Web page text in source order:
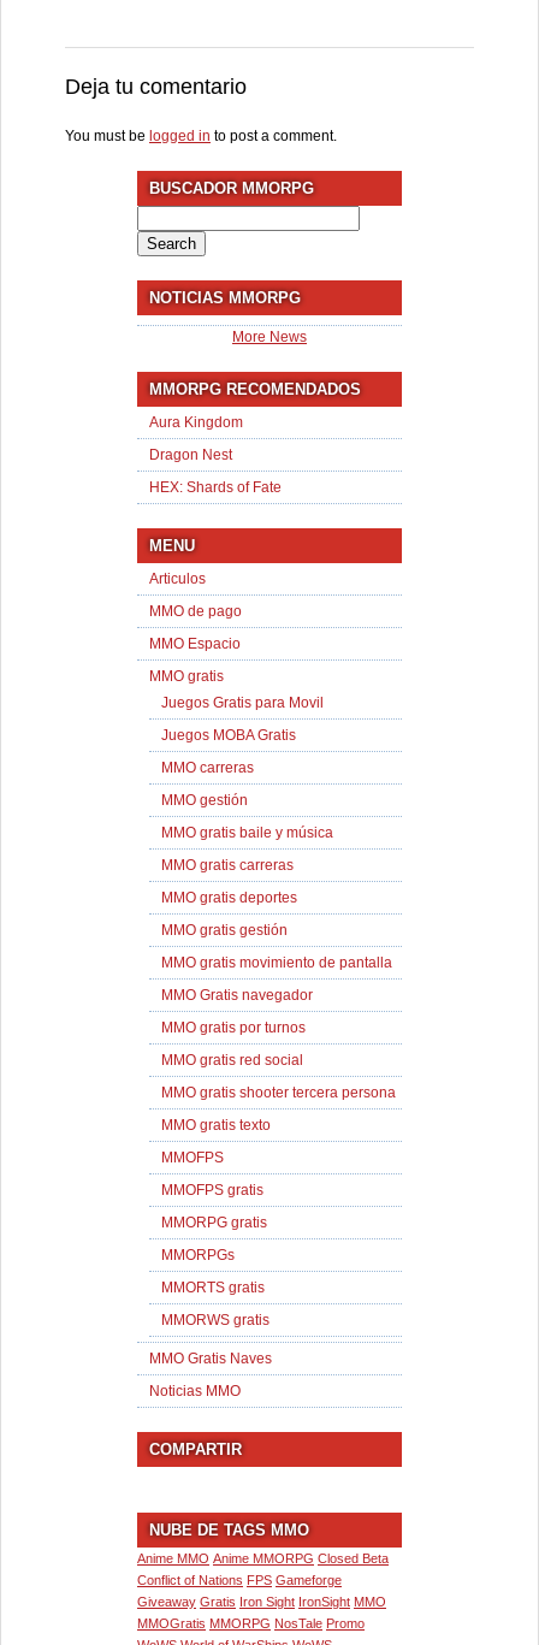
Deja tu comentario
You must be logged in to post a comment.
BUSCADOR MMORPG
for:
NOTICIAS MMORPG
More News
MMORPG RECOMENDADOS
Aura Kingdom
Dragon Nest
HEX: Shards of Fate
MENU
Articulos
MMO de pago
MMO Espacio
MMO gratis
Juegos Gratis para Movil
Juegos MOBA Gratis
MMO carreras
MMO gestión
MMO gratis baile y música
MMO gratis carreras
MMO gratis deportes
MMO gratis gestión
MMO gratis movimiento de pantalla
MMO Gratis navegador
MMO gratis por turnos
MMO gratis red social
MMO gratis shooter tercera persona
MMO gratis texto
MMOFPS
MMOFPS gratis
MMORPG gratis
MMORPGs
MMORTS gratis
MMORWS gratis
MMO Gratis Naves
Noticias MMO
COMPARTIR
NUBE DE TAGS MMO
Anime MMO Anime MMORPG Closed Beta
Conflict of Nations FPS Gameforge
Giveaway Gratis Iron Sight IronSight MMO
MMOGratis MMORPG NosTale Promo